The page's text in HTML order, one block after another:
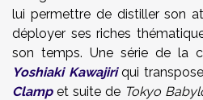
lui permettre de distiller son
déployer ses riches
son temps. Une série de la
Yoshiaki Kawajiriqui
Clampet suite de Tokyo